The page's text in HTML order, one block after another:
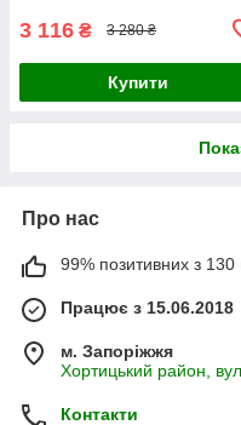
3 116 ₴ 3 280 ₴
Купити
Про нас
99% позитивних з 130
Працює з 15.06.2018
м. Запоріжжя
Хортицький район,
Контакти